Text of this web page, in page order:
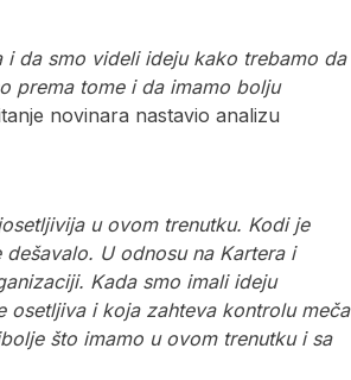
i da smo videli ideju kako trebamo da
prema tome i da imamo bolju
novinara nastavio analizu
u ovom trenutku. Kodi je
U odnosu na Kartera i
Kada smo imali ideju
i koja zahteva kontrolu meča
što imamo u ovom trenutku i sa